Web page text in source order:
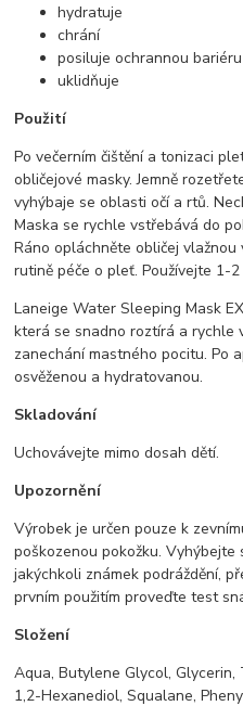
hydratuje
chrání
posiluje ochrannou
uklidňuje
Použití
Po večerním čištění a tonizaci
obličejové masky. Jemně
vyhýbaje se oblasti očí a rtů.
Maska se rychle vstřebává do
Ráno opláchněte obličej
rutině péče o pleť. Používejte 1-
Laneige Water Sleeping Mask
která se snadno roztírá a rychle
zanechání mastného pocitu. Po
osvěženou a hydratovanou.
Skladování
Uchovávejte mimo dosah dětí.
Upozornění
Výrobek je určen pouze k
poškozenou pokožku.
jakýchkoli známek podráždění,
prvním použitím proveďte test
Složení
Aqua, Butylene Glycol,
1,2-Hexanediol, Squalane,